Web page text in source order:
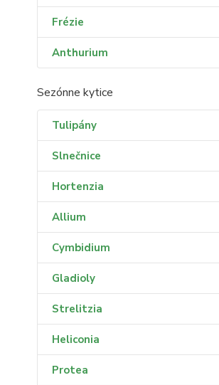
Frézie
Anthurium
Sezónne kytice
Tulipány
Slnečnice
Hortenzia
Allium
Cymbidium
Gladioly
Strelitzia
Heliconia
Protea